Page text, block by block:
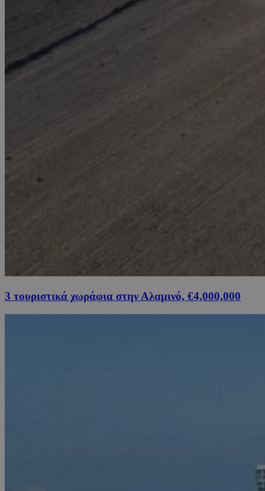
3 τουριστικά χωράφια στην Αλαμινό, €4,000,000